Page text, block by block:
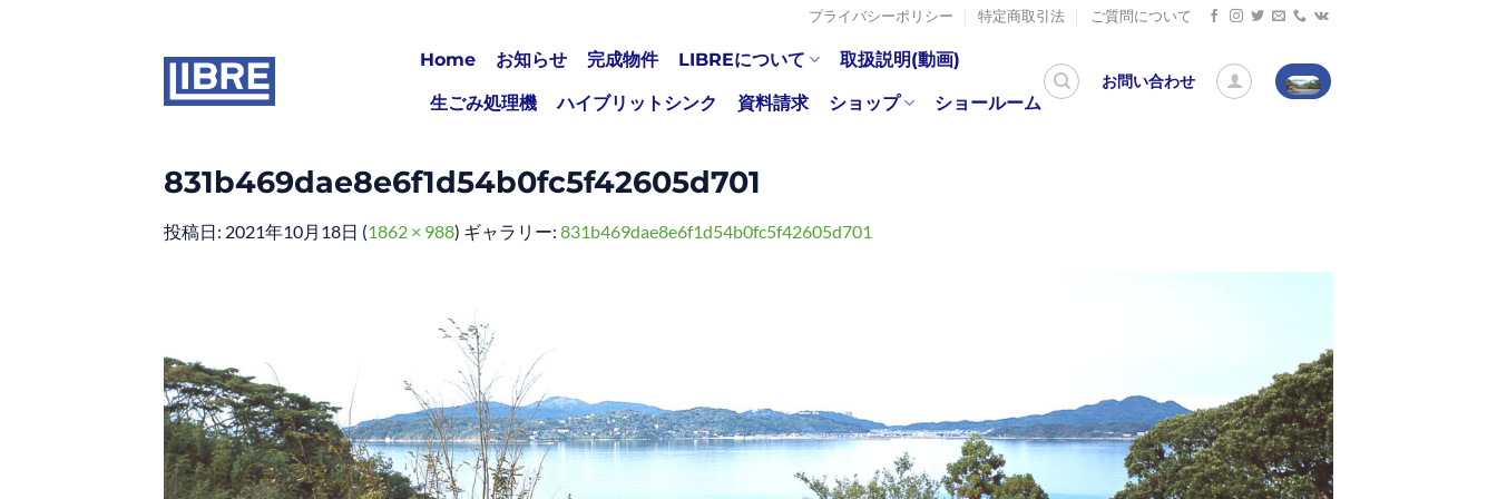
プライバシーポリシー 特定商取引法 ご質問について
Home お知らせ 完成物件 LIBREについて 取扱説明(動画)
生ごみ処理機 ハイブリットシンク 資料請求 ショップ ショールーム
お問い合わせ
831b469dae8e6f1d54b0fc5f42605d701
投稿日: 2021年10月18日 (1862 × 988) ギャラリー: 831b469dae8e6f1d54b0fc5f42605d701